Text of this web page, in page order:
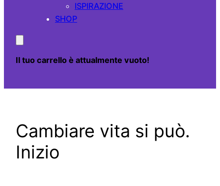
ISPIRAZIONE
SHOP
Il tuo carrello è attualmente vuoto!
Cambiare vita si può.
Inizio